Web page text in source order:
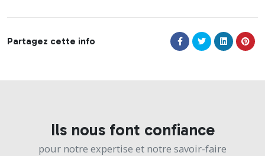
Partagez cette info
Ils nous font confiance
pour notre expertise et notre savoir-faire